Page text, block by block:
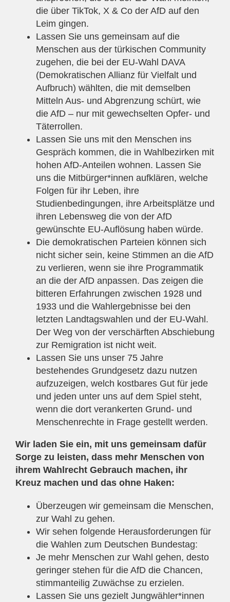
die über TikTok, X & Co der AfD auf den
Leim gingen.
Lassen Sie uns gemeinsam auf die
Menschen aus der türkischen Community
zugehen, die bei der EU-Wahl DAVA
(Demokratischen Allianz für Vielfalt und
Aufbruch) wählten, die mit demselben
Mitteln Aus- und Abgrenzung schürt, wie
die AfD – nur mit gewechselten Opfer- und
Täterrollen.
Lassen Sie uns mit den Menschen ins
Gespräch kommen, die in Wahlbezirken mit
hohen AfD-Anteilen wohnen. Lassen Sie
uns die Mitbürger*innen aufklären, welche
Folgen für ihr Leben, ihre
Studienbedingungen, ihre Arbeitsplätze und
ihren Lebensweg die von der AfD
gewünschte EU-Auflösung haben würde.
Die demokratischen Parteien können sich
nicht sicher sein, keine Stimmen an die AfD
zu verlieren, wenn sie ihre Programmatik
an die der AfD anpassen. Das zeigen die
bitteren Erfahrungen zwischen 1928 und
1933 und die Wahlergebnisse bei den
letzten Landtagswahlen und der EU-Wahl.
Der Weg von der verschärften Abschiebung
zur Remigration ist nicht weit.
Lassen Sie uns unser 75 Jahre
bestehendes Grundgesetz dazu nutzen
aufzuzeigen, welch kostbares Gut für jede
und jeden unter uns auf dem Spiel steht,
wenn die dort verankerten Grund- und
Menschenrechte in Frage gestellt werden.
Wir laden Sie ein, mit uns gemeinsam dafür
Sorge zu leisten, dass mehr Menschen von
ihrem Wahlrecht Gebrauch machen, ihr
Kreuz machen und das ohne Haken:
Überzeugen wir gemeinsam die Menschen,
zur Wahl zu gehen.
Wir sehen folgende Herausforderungen für
die Wahlen zum Deutschen Bundestag:
Je mehr Menschen zur Wahl gehen, desto
geringer stehen für die AfD die Chancen,
stimmanteilig Zuwächse zu erzielen.
Lassen Sie uns gezielt Jungwähler*innen